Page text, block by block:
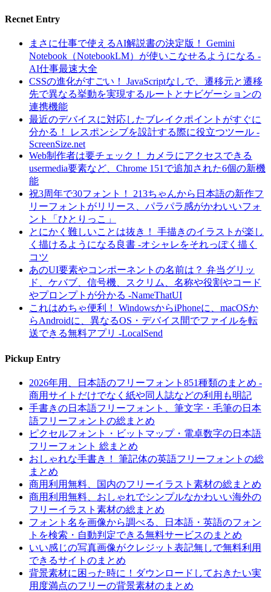
Recnet Entry
まさに仕事で使えるAI解説書の決定版！ Gemini
Notebook（NotebookLM）が使いこなせるようになる -
AI仕事最速大全
CSSの進化がすごい！ JavaScriptなしで、遷移元と遷移
先で異なる挙動を実現するルートとナビゲーションの
連携機能
最近のデバイスに対応したブレイクポイントがすぐに
分かる！ レスポンシブを設計する際に役立つツール -
ScreenSize.net
Web制作者は要チェック！ カメラにアクセスできる
usermedia要素など、Chrome 151で追加された6個の新機
能
祝3周年で30フォント！ 213ちゃんから日本語の新作フ
リーフォントがリリース、パラパラ感がかわいいフォ
ント「ひとりっこ」
とにかく難しいことは抜き！ 手描きのイラストが楽し
く描けるようになる良書 -オシャレをそれっぽく描く
コツ
あのUI要素やコンポーネントの名前は？ 弁当グリッ
ド、ケバブ、信号機、スクリム、名称や役割やコード
やプロンプトが分かる -NameThatUI
これはめちゃ便利！ WindowsからiPhoneに、macOSか
らAndroidに、異なるOS・デバイス間でファイルを転
送できる無料アプリ -LocalSend
Pickup Entry
2026年用、日本語のフリーフォント851種類のまとめ -
商用サイトだけでなく紙や同人誌などの利用も明記
手書きの日本語フリーフォント、筆文字・毛筆の日本
語フリーフォントの総まとめ
ピクセルフォント・ビットマップ・電卓数字の日本語
フリーフォント 総まとめ
おしゃれな手書き！ 筆記体の英語フリーフォントの総
まとめ
商用利用無料、国内のフリーイラスト素材の総まとめ
商用利用無料、おしゃれでシンプルなかわいい海外の
フリーイラスト素材の総まとめ
フォント名を画像から調べる、日本語・英語のフォン
トを検索・自動判定できる無料サービスのまとめ
いい感じの写真画像がクレジット表記無しで無料利用
できるサイトのまとめ
背景素材に困った時に！ダウンロードしておきたい実
用度満点のフリーの背景素材のまとめ